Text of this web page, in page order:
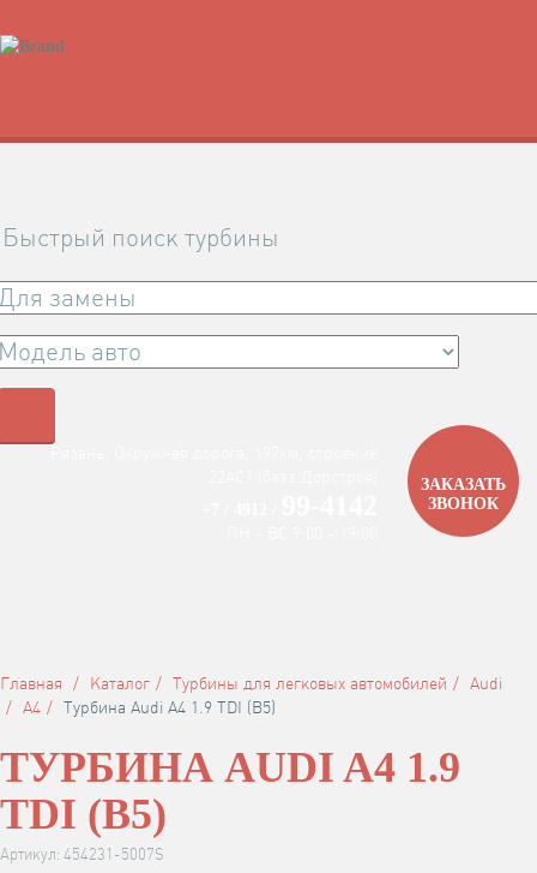
Быстрый поиск турбины
ЗАКАЗАТЬ
ЗВОНОК
Главная Каталог Турбины для легковых автомобилей
Audi
А4
Турбина Audi A4 1.9 TDI (B5)
ТУРБИНА AUDI A4 1.9
TDI (B5)
Артикул: 454231-5007S